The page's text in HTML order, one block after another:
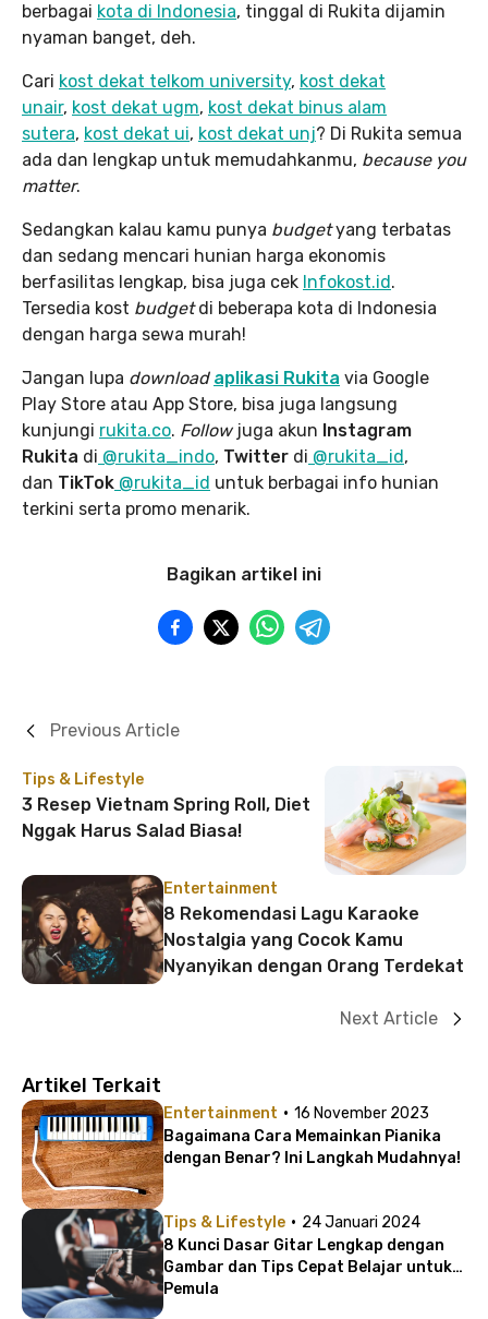
berbagai kota di Indonesia, tinggal di Rukita dijamin
nyaman banget, deh.
Cari kost dekat telkom university, kost dekat
unair, kost dekat ugm, kost dekat binus alam
sutera, kost dekat ui, kost dekat unj? Di Rukita semua
ada dan lengkap untuk memudahkanmu, because you
matter.
Sedangkan kalau kamu punya budgetyang terbatas
dan sedang mencari hunian harga ekonomis
berfasilitas lengkap, bisa juga cek Infokost.id.
Tersedia kost budgetdi beberapa kota di Indonesia
dengan harga sewa murah!
Jangan lupa download aplikasi Rukita via Google
Play Store atau App Store, bisa juga langsung
kunjungi rukita.co. Followjuga akun Instagram
Rukita di @rukita_indo, Twitter di @rukita_id,
dan TikTok @rukita_id untuk berbagai info hunian
terkini serta promo menarik.
Bagikan artikel ini
Tips & Lifestyle
3 Resep Vietnam Spring Roll, Diet
Nggak Harus Salad Biasa!
Previous Article
Entertainment
8 Rekomendasi Lagu Karaoke
Nostalgia yang Cocok Kamu
Nyanyikan dengan Orang Terdekat
Next Article
Artikel Terkait
Entertainment · 16 November 2023
Bagaimana Cara Memainkan Pianika
dengan Benar? Ini Langkah Mudahnya!
Tips & Lifestyle · 24 Januari 2024
8 Kunci Dasar Gitar Lengkap dengan
Gambar dan Tips Cepat Belajar untuk
Pemula